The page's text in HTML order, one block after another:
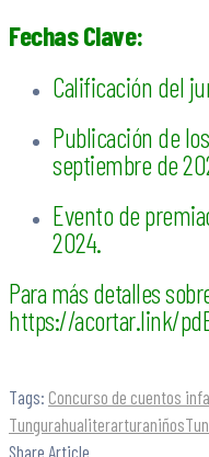
Fechas Clave:
Calificación del
Publicación de
septiembre de
Evento de
2024.
Para más detalles
https://acortar.link/
Tags: Concurso de cuentos
Tungurahualiterarturaniños
Share Article